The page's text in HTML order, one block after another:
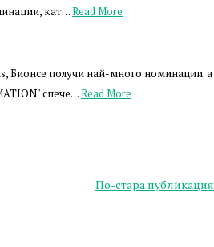
кат…Read More
Бионсе получи най-много номинации. а
спече…Read More
По-стара публикация